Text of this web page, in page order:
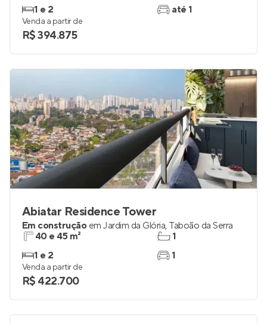
1 e 2
até 1
Venda a partir de
R$ 394.875
Abiatar Residence Tower
Em construção em Jardim da Glória, Taboão da Serra
40 e 45 m²
1 e 2
1
1
Venda a partir de
R$ 422.700